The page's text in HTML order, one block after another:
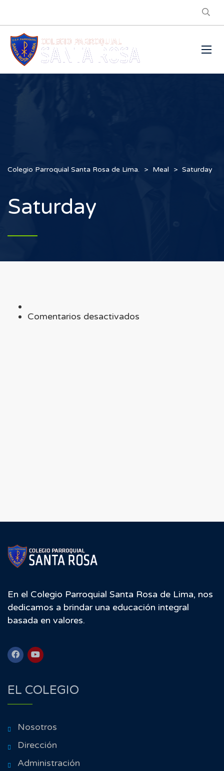
Colegio Parroquial Santa Rosa de Lima. > Meal > Saturday
Saturday
Comentarios desactivados
En el Colegio Parroquial Santa Rosa de Lima, nos
dedicamos a brindar una educación integral
basada en valores.
EL COLEGIO
Nosotros
Dirección
Administración